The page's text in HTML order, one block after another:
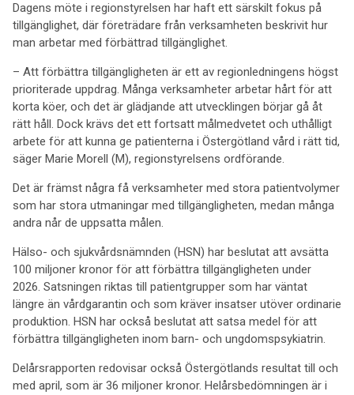
Dagens möte i regionstyrelsen har haft ett särskilt fokus på
tillgänglighet, där företrädare från verksamheten beskrivit hur
man arbetar med förbättrad tillgänglighet.
– Att förbättra tillgängligheten är ett av regionledningens högst
prioriterade uppdrag. Många verksamheter arbetar hårt för att
korta köer, och det är glädjande att utvecklingen börjar gå åt
rätt håll. Dock krävs det ett fortsatt målmedvetet och uthålligt
arbete för att kunna ge patienterna i Östergötland vård i rätt tid,
säger Marie Morell (M), regionstyrelsens ordförande.
Det är främst några få verksamheter med stora patientvolymer
som har stora utmaningar med tillgängligheten, medan många
andra når de uppsatta målen.
Hälso- och sjukvårdsnämnden (HSN) har beslutat att avsätta
100 miljoner kronor för att förbättra tillgängligheten under
2026. Satsningen riktas till patientgrupper som har väntat
längre än vårdgarantin och som kräver insatser utöver ordinarie
produktion. HSN har också beslutat att satsa medel för att
förbättra tillgängligheten inom barn- och ungdomspsykiatrin.
Delårsrapporten redovisar också Östergötlands resultat till och
med april, som är 36 miljoner kronor. Helårsbedömningen är i